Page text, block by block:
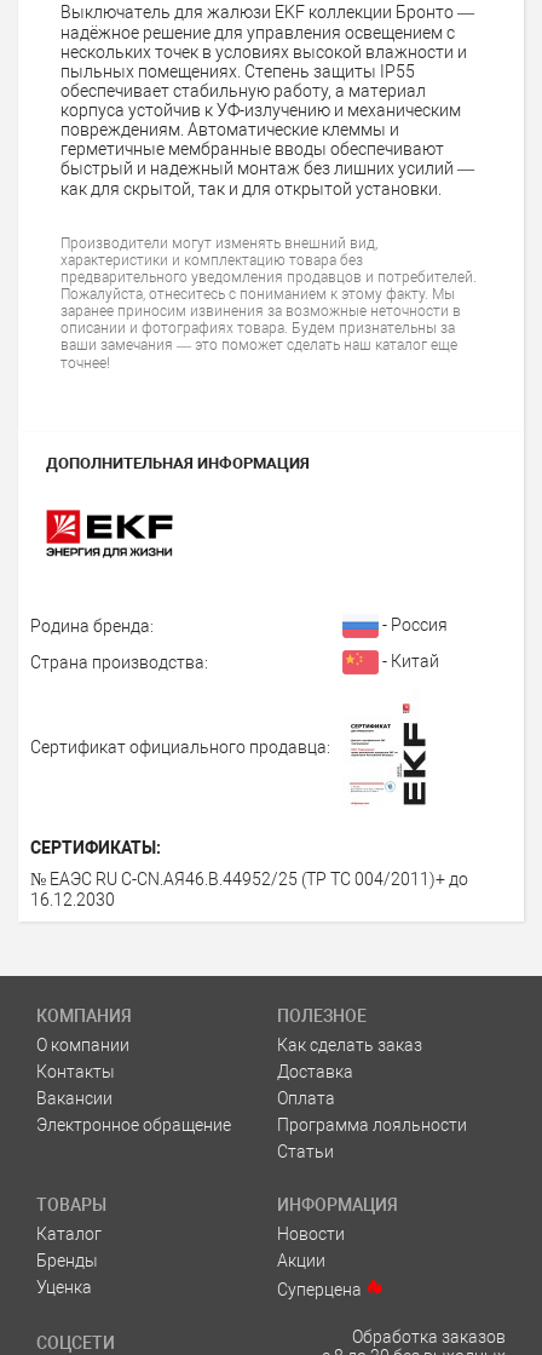
Выключатель для жалюзи EKF коллекции Бронто —
надёжное решение для управления освещением с
нескольких точек в условиях высокой влажности и
пыльных помещениях. Степень защиты IP55
обеспечивает стабильную работу, а материал
корпуса устойчив к УФ-излучению и механическим
повреждениям. Автоматические клеммы и
герметичные мембранные вводы обеспечивают
быстрый и надежный монтаж без лишних усилий —
как для скрытой, так и для открытой установки.
Производители могут изменять внешний вид,
характеристики и комплектацию товара без
предварительного уведомления продавцов и потребителей.
Пожалуйста, отнеситесь с пониманием к этому факту. Мы
заранее приносим извинения за возможные неточности в
описании и фотографиях товара. Будем признательны за
ваши замечания — это поможет сделать наш каталог еще
точнее!
ДОПОЛНИТЕЛЬНАЯ ИНФОРМАЦИЯ
Родина бренда:
- Россия
Страна производства:
- Китай
Сертификат официального продавца:
СЕРТИФИКАТЫ:
№ ЕАЭС RU C-CN.АЯ46.В.44952/25 (ТР ТС 004/2011)+ до
16.12.2030
КОМПАНИЯ
О компании
Контакты
Вакансии
Электронное обращение
ПОЛЕЗНОЕ
Как сделать заказ
Доставка
Оплата
Программа лояльности
Статьи
ТОВАРЫ
Каталог
Бренды
Уценка
ИНФОРМАЦИЯ
Новости
Акции
Суперцена
СОЦСЕТИ
Обработка заказов